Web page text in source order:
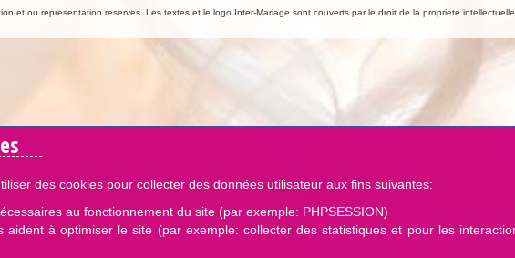
et ou representation reserves. Les textes et le logo Inter-Mariage sont couverts par le droit de la propriete intellectuelle.
des cookies pour collecter des données utilisateur aux fins suivantes:
au fonctionnement du site (par exemple: PHPSESSION)
aident à optimiser le site (par exemple: collecter des statistiques et pour les